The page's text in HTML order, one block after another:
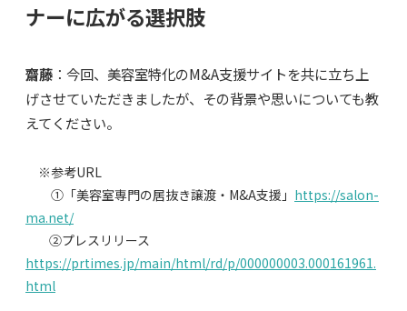
ナーに広がる選択肢
齋藤 ：今回、美容室特化のM&A支援サイトを共に立ち上
げさせていただきましたが、その背景や思いについても教
えてください。
※参考URL
①「美容室専門の居抜き譲渡・M&A支援 」 https://salon-
ma.net/
②プレスリリース
https://prtimes.jp/main/html/rd/p/000000003.000161961.
html